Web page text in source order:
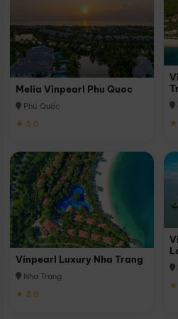
Melia Vinpearl Phu Quoc
Phú Quốc
★ 5.0
★
Vinpearl Luxury Nha Trang
Nha Trang
★ 5.0
★